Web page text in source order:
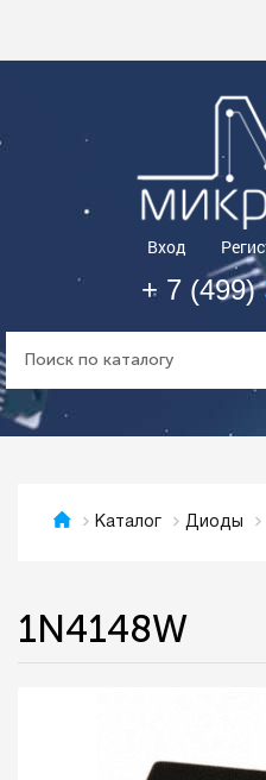
Вход
+ 7 (499)
Каталог Диоды
1N4148W